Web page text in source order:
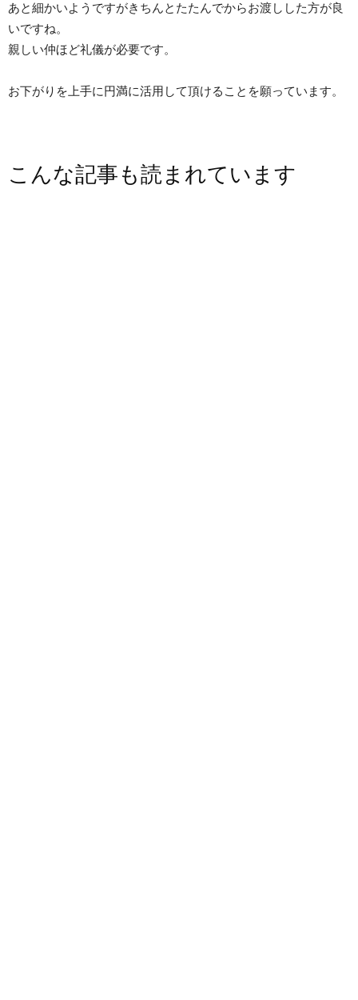
あと細かいようですがきちんとたたんでからお渡しした方が良
いですね。
親しい仲ほど礼儀が必要です。
お下がりを上手に円満に活用して頂けることを願っています。
こんな記事も読まれています